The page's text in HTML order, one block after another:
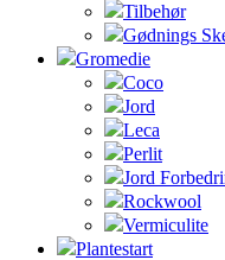
Tilbehør
Gødnings
Gromedie
Coco
Jord
Leca
Perlit
Jord
Rockwool
Vermiculite
Plantestart